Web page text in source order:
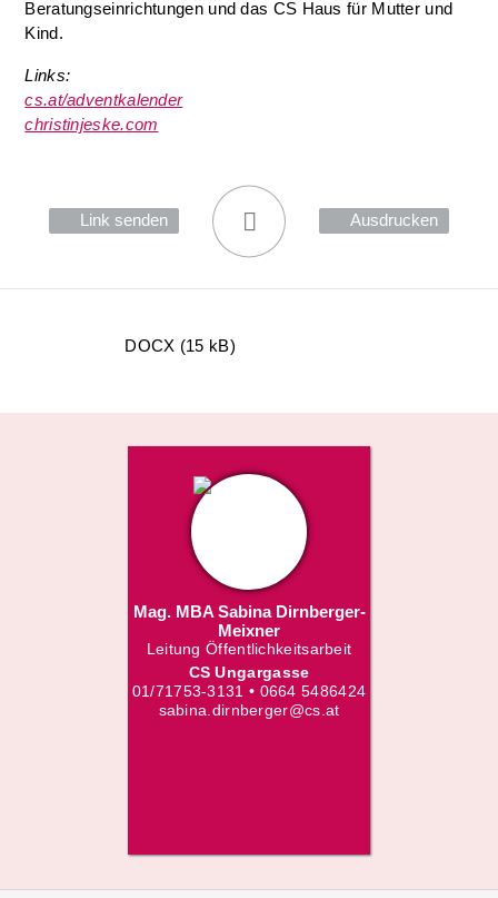
Beratungseinrichtungen und das CS Haus für Mutter und
Kind.
Links:
cs.at/adventkalender
christinjeske.com
Link senden Ausdrucken
DOCX (15 kB)
Mag. MBA Sabina Dirnberger-
Meixner
Leitung Öffentlichkeitsarbeit
CS Ungargasse
01/71753-3131 • 0664 5486424
sabina.dirnberger@cs.at